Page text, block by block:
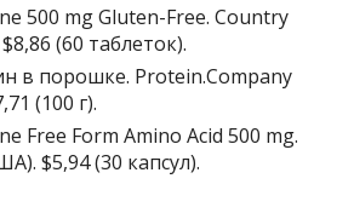
500 mg Gluten-Free. Country
(60 таблеток).
в порошке. Protein.Company
(100 г).
Free Form Amino Acid 500 mg.
$5,94 (30 капсул).